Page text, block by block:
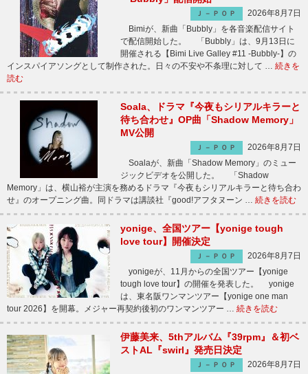
Ｊ－ＰＯＰ
2026年8月7日
Bimiが、新曲「Bubbly」を各音楽配信サイト
で配信開始した。 「Bubbly」は、9月13日に
開催される【Bimi Live Galley #11 -Bubbly-】の
インスパイアソングとして制作された。日々の不安や不条理に対して … 続きを
読む
Soala、ドラマ『今夜もシリアルキラーと
待ち合わせ』OP曲「Shadow Memory」
MV公開
Ｊ－ＰＯＰ
2026年8月7日
Soalaが、新曲「Shadow Memory」のミュー
ジックビデオを公開した。 「Shadow
Memory」は、横山裕が主演を務めるドラマ『今夜もシリアルキラーと待ち合わ
せ』のオープニング曲。同ドラマは講談社『good!アフタヌーン … 続きを読む
yonige、全国ツアー【yonige tough
love tour】開催決定
Ｊ－ＰＯＰ
2026年8月7日
yonigeが、11月からの全国ツアー【yonige
tough love tour】の開催を発表した。 yonige
は、東名阪ワンマンツアー【yonige one man
tour 2026】を開幕。メジャー再契約後初のワンマンツアー … 続きを読む
伊藤美来、5thアルバム『39rpm』＆初ベ
ストAL『swirl』発売日決定
Ｊ－ＰＯＰ
2026年8月7日